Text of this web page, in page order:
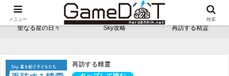
NerdBRAINゲーム支部 - ゲームドット -
聖なる星の日々 Sky攻略 再訪する精霊
再訪する精霊
メニュー 検索